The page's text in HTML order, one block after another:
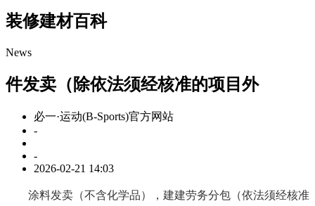
装修建材百科
News
件发卖（除依法须经核准的项目外
必一·运动(B-Sports)官方网站
-
-
2026-02-21 14:03
涂料发卖（不含化学品），建建劳务分包（依法须经核准